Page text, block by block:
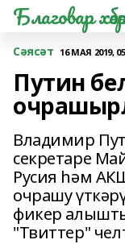
Благовар
Сәясәт 16 МАЯ 2019,
Путин
Владимир
секретаре
Русия һәм
очрашу
фикер
"Твиттер"